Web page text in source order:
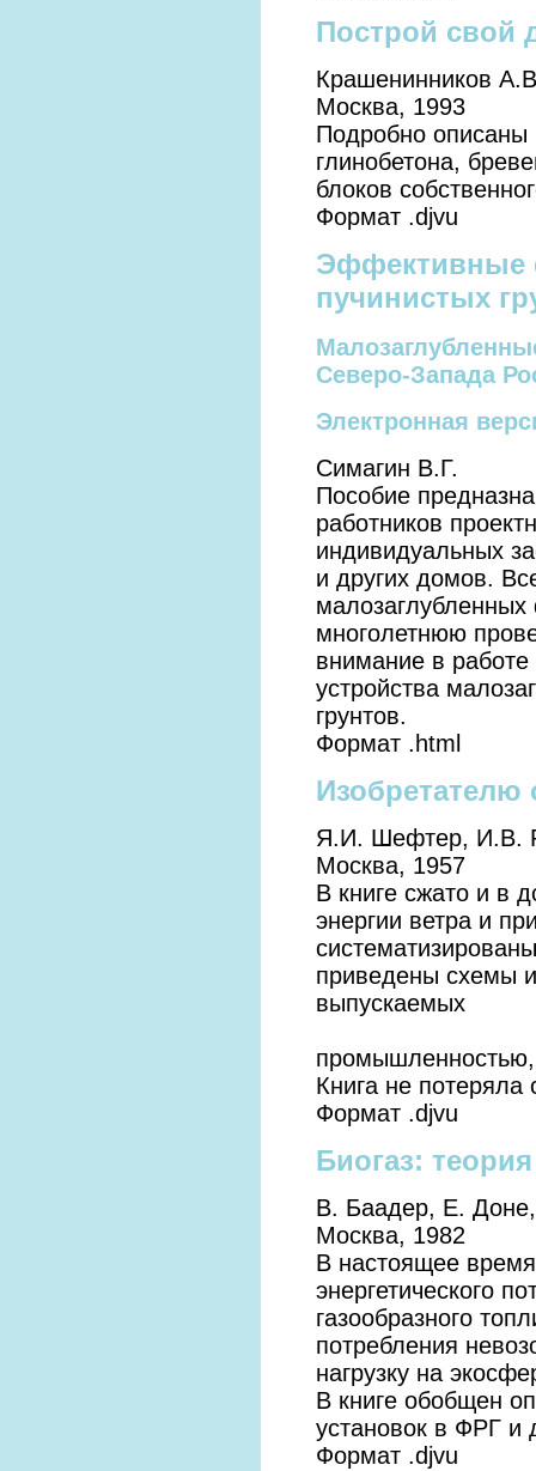
Построй свой
Крашенинников
Москва, 1993
Подробно описаны
глинобетона,
блоков
Формат .djvu
Эффективные
пучинистых
Северо-Запада
Электронная
Симагин В.Г.
Пособие
работников
индивидуальных
и других домов.
многолетнюю
внимание в
устройства
грунтов.
Формат .html
Изобретателю
Я.И. Шефтер, И.В.
Москва, 1957
В книге сжато и в
энергии ветра и
приведены схемы и
выпускаемых
промышленностью,
Книга не потеряла
Формат .djvu
Биогаз:
В. Баадер, Е.
Москва, 1982
В настоящее
энергетического
газообразного
потребления
нагрузку на
В книге обобщен
установок в ФРГ и
Формат .djvu